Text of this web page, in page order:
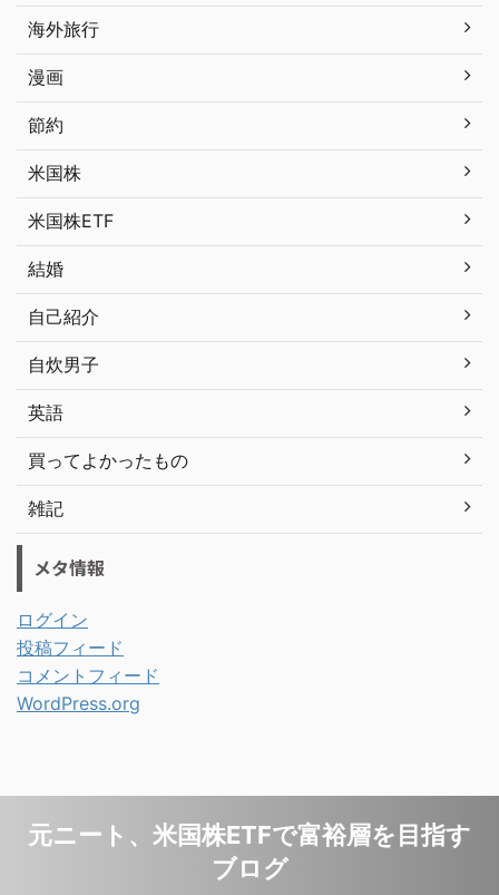
海外旅行
漫画
節約
米国株
米国株ETF
結婚
自己紹介
自炊男子
英語
買ってよかったもの
雑記
メタ情報
ログイン
投稿フィード
コメントフィード
WordPress.org
元ニート、米国株ETFで富裕層を目指す
ブログ